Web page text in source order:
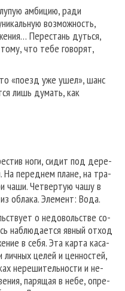
амбицию, ради
возможность,
Перестань дуться,
что тебе говорят,
«поезд уже ушел», шанс
лишь думать, как
ноги, сидит под дере­
На переднем плане, на тра­
чаши. Четвертую чашу в
облака. Элемент: Вода.
о недовольстве со­
наблюдается явный отход
в себя. Эта карта каса­
целей и ценностей,
нерешительности и не­
парящая в небе, опре­